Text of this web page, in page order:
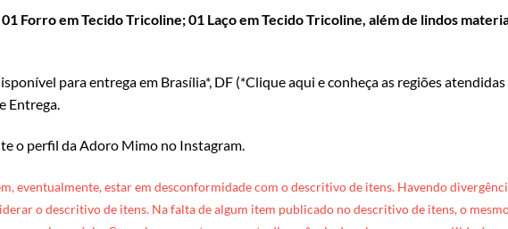
Forro em Tecido Tricoline; 01 Laço em Tecido Tricoline, além de lindos
para entrega em Brasília*, DF (*Clique aqui e conheça as regiões
Entrega.
o perfil da Adoro Mimo no Instagram.
eventualmente, estar em desconformidade com o descritivo de itens. Havendo
o descritivo de itens. Na falta de algum item publicado no descritivo de itens, o